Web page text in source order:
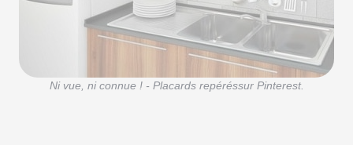
Ni vue, ni connue ! - Placards repéréssur Pinterest.